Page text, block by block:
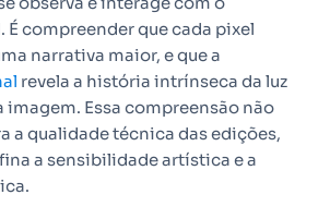
É compreender que cada pixel
narrativa maior, e que a
revela a história intrínseca da luz
imagem. Essa compreensão não
a qualidade técnica das edições,
a sensibilidade artística e a